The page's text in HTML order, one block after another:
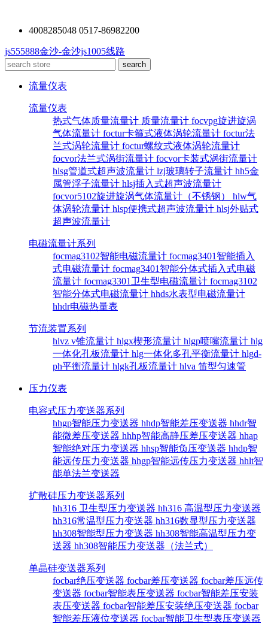
4008285048 0517-86982200
js555888金沙-金沙js1005线路
流量仪表
流量仪表
热式气体质量流量计 质量流量计 focvpg旋进旋涡
气体流量计 foctur卡箍式液体涡轮流量计 foctur法
兰式涡轮流量计 foctur螺纹式液体涡轮流量计
focvor法兰式涡街流量计 focvor卡装式涡街流量计
hlsg管道式超声波流量计 lzj玻璃转子流量计 hh5金
属管浮子流量计 hlsj插入式超声波流量计
focvor5102旋进旋涡气体流量计（不锈钢） hlw气
体涡轮流量计 hlsp便携式超声波流量计 hlsj外贴式
超声波流量计
电磁流量计系列
focmag3102智能电磁流量计 focmag3401智能插入
式电磁流量计 focmag3401智能分体式插入式电磁
流量计 focmag3301卫生型电磁流量计 focmag3102
智能分体式电磁流量计 hhds水表型电磁流量计
hhdr电磁热量表
节流装置系列
hlvz v锥流量计 hlgx楔形流量计 hlgp喷嘴流量计 hlg
一体化孔板流量计 hlg一体化多孔平衡流量计 hlgd-
ph平衡流量计 hlgk孔板流量计 hlva 笛型匀速管
压力仪表
电容式压力变送器系列
hhgp智能压力变送器 hhdp智能差压变送器 hhdr智
能微差压变送器 hhhp智能高静压差压变送器 hhap
智能绝对压力变送器 hhsp智能负压变送器 hhdp智
能远传压力变送器 hhgp智能远传压力变送器 hhlt智
能单法兰变送器
扩散硅压力变送器系列
hh316 卫生型压力变送器 hh316 高温型压力变送器
hh316常温型压力变送器 hh316数显型压力变送器
hh308智能型压力变送器 hh308智能高温型压力变
送器 hh308智能压力变送器（法兰式）
单晶硅变送器系列
focbar绝压变送器 focbar差压变送器 focbar差压远传
变送器 focbar智能表压变送器 focbar智能差压安装
表压变送器 focbar智能差压安装绝压变送器 focbar
智能差压液位变送器 focbar智能卫生型表压变送器